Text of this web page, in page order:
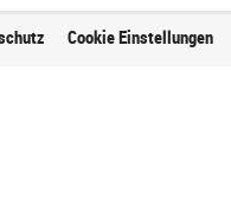
Cookie Einstellungen